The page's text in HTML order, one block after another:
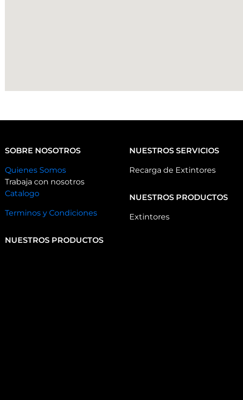
SOBRE NOSOTROS
Quienes Somos
Trabaja con nosotros
Catalogo
Terminos y Condiciones
NUESTROS PRODUCTOS
NUESTROS SERVICIOS
Recarga de Extintores
NUESTROS PRODUCTOS
Extintores